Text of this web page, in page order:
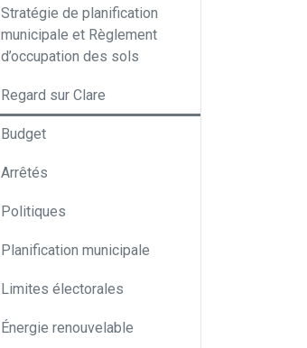
Stratégie de planification
municipale et Règlement
d’occupation des sols
Regard sur Clare
Budget
Arrêtés
Politiques
Planification municipale
Limites électorales
Énergie renouvelable